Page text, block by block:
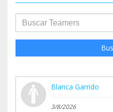
Blanca Garrido
3/8/2026